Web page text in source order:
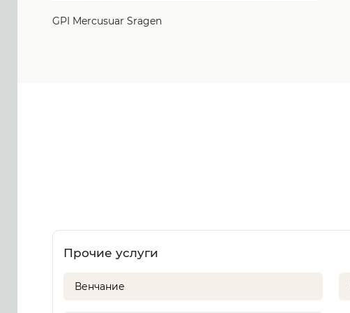
GPI Mercusuar Sragen
Прочие услуги
Венчание